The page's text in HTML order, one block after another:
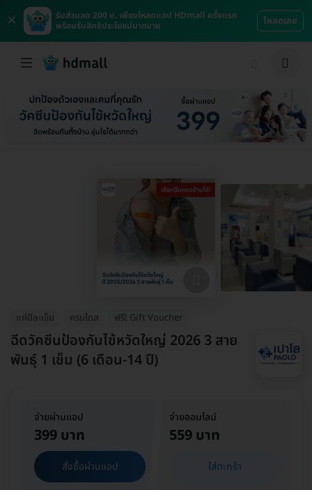
×
รับส่วนลด 200 บ. เพียงโหลดแอป HDmall ครั้งแรก
พร้อมรับสิทธิประโยชน์มากมาย
โหลดเลย
แค่ปีละเข็ม ครบโดส ฟรี! Gift Voucher
ฉีดวัคซีนป้องกันไข้หวัดใหญ่ 2026 3 สาย
พันธุ์ 1 เข็ม (6 เดือน-14 ปี)
จ่ายผ่านแอป
399 บาท
สั่งซื้อผ่านแอป
จ่ายออนไลน์
559 บาท
ใส่ตะกร้า